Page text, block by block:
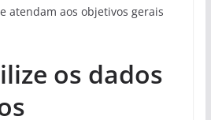
atendam aos objetivos gerais
os dados